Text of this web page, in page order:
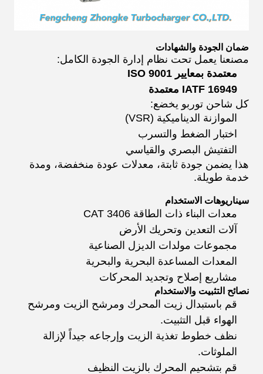
ضمان الجودة والشهادات
مصنعنا يعمل تحت نظام إدارة الجودة الكامل:
معتمدة بمعايير ISO 9001
IATF 16949 معتمدة
كل شاحن توربو يخضع:
الموازنة الديناميكية (VSR)
اختبار الضغط والتسرب
التفتيش البصري والقياسي
هذا يضمن جودة ثابتة، معدلات عودة منخفضة، ومدة
خدمة طويلة.
سيناريوهات الاستخدام
معدات البناء ذات الطاقة CAT 3406
آلات التعدين وتحريك الأرض
مجموعات مولدات الديزل الصناعية
المعدات المساعدة البحرية والبحرية
مشاريع إصلاح وتجديد المحركات
نصائح التثبيت والاستخدام
قم باستبدال زيت المحرك ومرشح الزيت ومرشح
الهواء قبل التثبيت.
نظف خطوط تغذية الزيت وإرجاعه جيداً لإزالة
الملوثات.
قم بتشحيم المحرك بالزيت النظيف